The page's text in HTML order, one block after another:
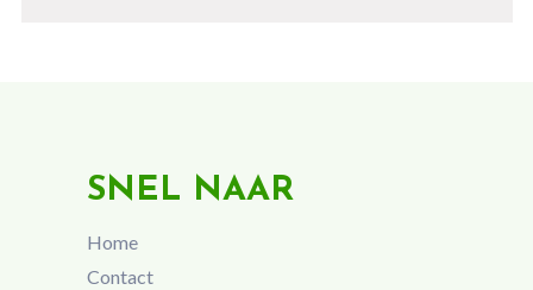
SNEL NAAR
Home
Contact